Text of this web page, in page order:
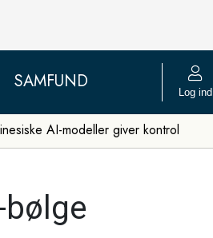
SAMFUND Log ind
AI-modeller giver kontrol